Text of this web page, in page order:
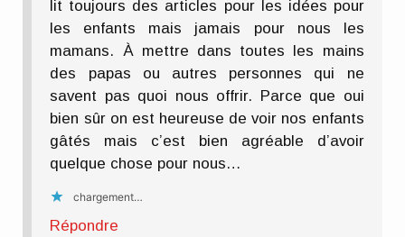
lit toujours des articles pour les idées pour
les enfants mais jamais pour nous les
mamans. À mettre dans toutes les mains
des papas ou autres personnes qui ne
savent pas quoi nous offrir. Parce que oui
bien sûr on est heureuse de voir nos enfants
gâtés mais c’est bien agréable d’avoir
quelque chose pour nous…
chargement…
Répondre